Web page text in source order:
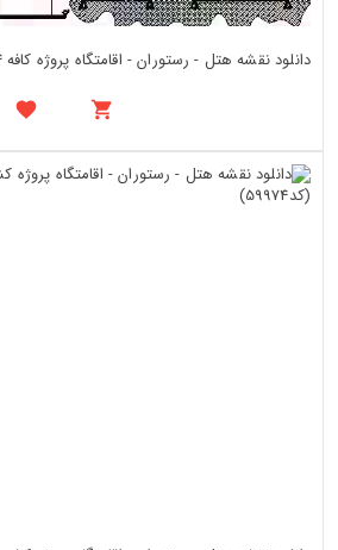
دانلود نقشه هتل - رستوران - اقامتگاه پروژه کافه 4 در 8 متر (کد59975)